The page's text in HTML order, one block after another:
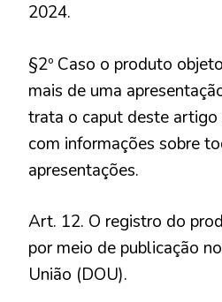
2024.
§2º Caso o produto
mais de uma
trata o caput deste artigo
com informações sobre
apresentações.
Art. 12. O registro do
por meio de publicação
União (DOU).